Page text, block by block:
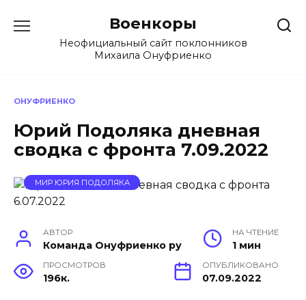
содержанию
Военкоры
Неофициальный сайт поклонников
Михаила Онуфриенко
ОНУФРИЕНКО
Юрий Подоляка дневная
сводка с фронта 7.09.2022
МИР ЮРИЯ ПОДОЛЯКА
АВТОР
Команда Онуфриенко ру
НА ЧТЕНИЕ
1 мин
ПРОСМОТРОВ
196к.
ОПУБЛИКОВАНО
07.09.2022